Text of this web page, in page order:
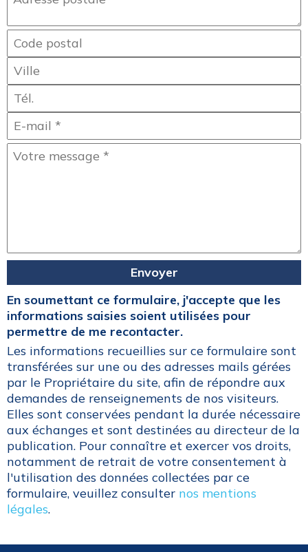
En soumettant ce formulaire, j'accepte que les
informations saisies soient utilisées pour
permettre de me recontacter.
Les informations recueillies sur ce formulaire sont
transférées sur une ou des adresses mails gérées
par le Propriétaire du site, afin de répondre aux
demandes de renseignements de nos visiteurs.
Elles sont conservées pendant la durée nécessaire
aux échanges et sont destinées au directeur de la
publication. Pour connaître et exercer vos droits,
notamment de retrait de votre consentement à
l'utilisation des données collectées par ce
formulaire, veuillez consulter nos mentions
légales.